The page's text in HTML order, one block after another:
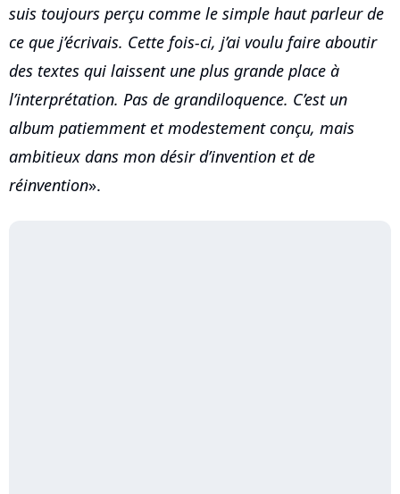
suis toujours perçu comme le simple haut parleur de
ce que j’écrivais. Cette fois-ci, j’ai voulu faire aboutir
des textes qui laissent une plus grande place à
l’interprétation. Pas de grandiloquence. C’est un
album patiemment et modestement conçu, mais
ambitieux dans mon désir d’invention et de
réinvention».